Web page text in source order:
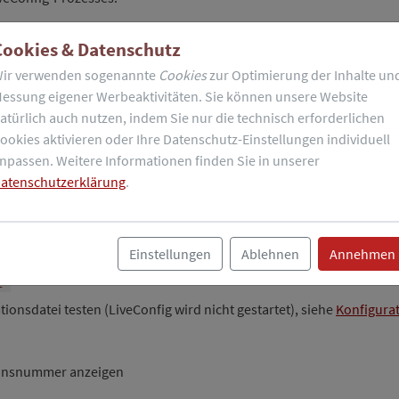
beenden (=SIGINT )
beenden (=SIGTERM
LiveConfig-Prozesses anzeigen
testen (LiveConfig wird nicht gestartet), siehe
anzeigen
& Datenschutz
verwenden sogenannte Cookieszur Optimierung der Inhalte
eigener Werbeaktivitäten. Sie können unsere Website
auch nutzen, indem Sie nur die technisch erforderlichen
aktivieren oder Ihre Datenschutz-Einstellungen individuell
Weitere Informationen finden Sie in unserer
.
Einstellungen Ablehnen Annehmen